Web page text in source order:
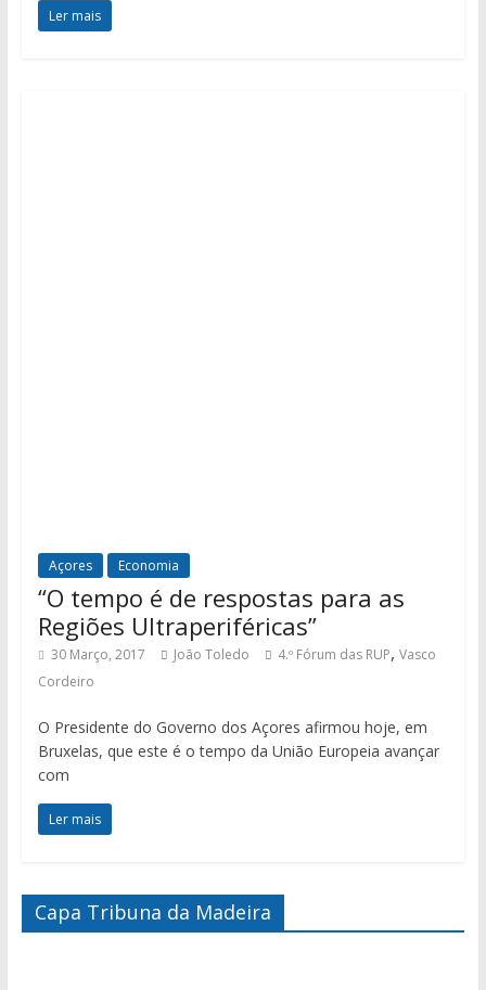
Ler mais
Açores Economia
“O tempo é de respostas para as
Regiões Ultraperiféricas”
30 Março, 2017 João Toledo 4.º Fórum das RUP, Vasco
Cordeiro
O Presidente do Governo dos Açores afirmou hoje, em
Bruxelas, que este é o tempo da União Europeia avançar
com
Ler mais
Capa Tribuna da Madeira